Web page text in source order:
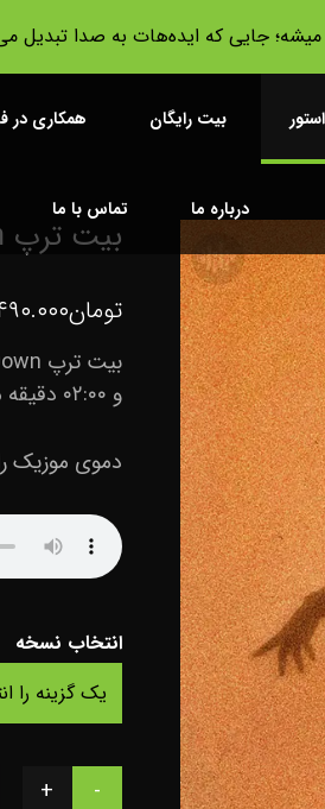
میشه؛ جایی که ایده‌هات به صدا
بیت رایگان همکاری در
درباره ما تماس با ما
بیت ترپ StayDown با آهنگسازی Terminator Beatz
تومان
و ۰۲:۰۰ دقیقه می باشد، این بیت را در دو نسخه Mp۳ ، Wave سفارش دهید.
دموی موزیک
انتخاب نسخه
-
+